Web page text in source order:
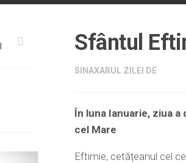
Sfântul
SINAXARUL ZILEI DE
În luna Ianuarie, ziua
cel Mare
Eftimie, cetățeanul cel